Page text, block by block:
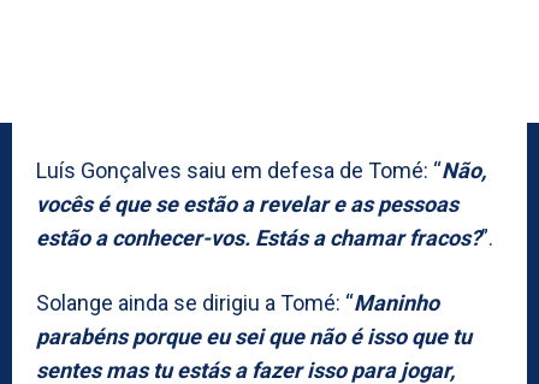
Luís Gonçalves saiu em defesa de Tomé: “Não,
vocês é que se estão a revelar e as pessoas
estão a conhecer-vos. Estás a chamar fracos?”.
Solange ainda se dirigiu a Tomé: “Maninho
parabéns porque eu sei que não é isso que tu
sentes mas tu estás a fazer isso para jogar,